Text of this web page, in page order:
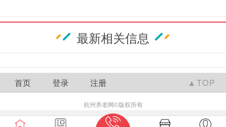
最新相关信息
首页 登录 注册 ▲TOP
杭州养老网©版权所有